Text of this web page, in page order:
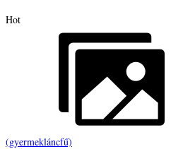
Hot
(gyermekláncfű)